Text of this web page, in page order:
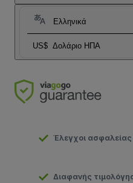
Ελληνικά
US$ Δολάριο ΗΠΑ
Έλεγχοι
Διαφανής